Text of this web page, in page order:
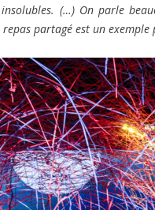
(…) On parle
partagé est un exemple